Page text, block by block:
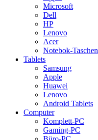
Microsoft
Dell
HP
Lenovo
Acer
Notebok-Taschen
Tablets
Samsung
Apple
Huawei
Lenovo
Android Tablets
Computer
Komplett-PC
Gaming-PC